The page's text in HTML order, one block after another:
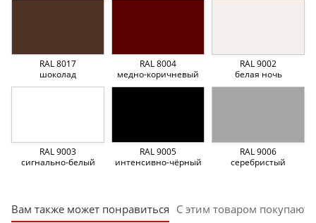
RAL 8017
шоколад
RAL 8004
медно-коричневый
RAL 9002
белая ночь
RAL 9003
сигнально-белый
RAL 9005
интенсивно-чёрный
RAL 9006
серебристый
Вам также может понравиться С этим товаром покупают